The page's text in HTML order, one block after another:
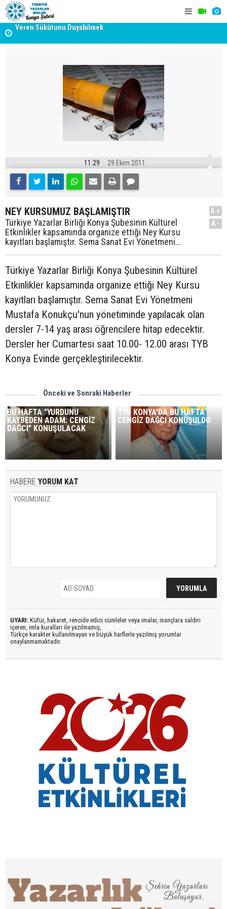
Veren Sükûtunu Duyabilmek
Erzincan’da Kültür ve Edebiyat Zirvesi - Nurettin Topçu
11:29 29 Ekim 2011
NEY KURSUMUZ BAŞLAMIŞTIR
Türkiye Yazarlar Birliği Konya Şubesinin Kültürel
Etkinlikler kapsamında organize ettiği Ney Kursu
kayıtları başlamıştır. Sema Sanat Evi Yönetmeni...
A+
A-
Türkiye Yazarlar Birliği Konya Şubesinin Kültürel
Etkinlikler kapsamında organize ettiği Ney Kursu
kayıtları başlamıştır. Sema Sanat Evi Yönetmeni
Mustafa Konukçu'nun yönetiminde yapılacak olan
dersler 7-14 yaş arası öğrencilere hitap edecektir.
Dersler her Cumartesi saat 10.00- 12.00 arası TYB
Konya Evinde gerçekleştirilecektir.
Önceki ve Sonraki Haberler
BU HAFTA "YURDUNU
KAYBEDEN ADAM: CENGİZ
DAĞCI" KONUŞULACAK
TYB KONYA'DA BU HAFTA
CENGİZ DAĞCI KONUŞULDU
HABERE YORUM KAT
UYARI: Küfür, hakaret, rencide edici cümleler veya imalar, inançlara saldırı
içeren, imla kuralları ile yazılmamış,
Türkçe karakter kullanılmayan ve büyük harflerle yazılmış yorumlar
onaylanmamaktadır.